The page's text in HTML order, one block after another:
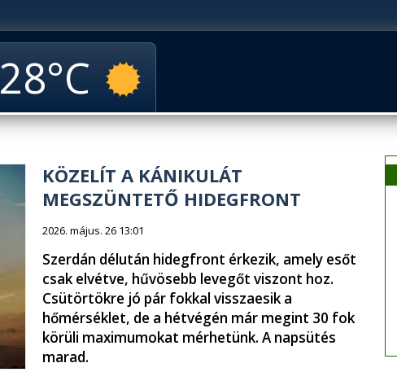
28
KÖZELÍT A KÁNIKULÁT
MEGSZÜNTETŐ HIDEGFRONT
2026. május. 26 13:01
Szerdán délután hidegfront érkezik, amely esőt
csak elvétve, hűvösebb levegőt viszont hoz.
Csütörtökre jó pár fokkal visszaesik a
hőmérséklet, de a hétvégén már megint 30 fok
körüli maximumokat mérhetünk. A napsütés
marad.